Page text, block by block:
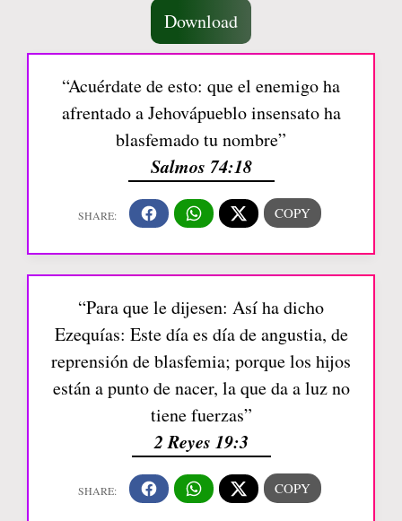
Download
“Acuérdate de esto: que el enemigo ha
afrentado a Jehovápueblo insensato ha
blasfemado tu nombre”
Salmos 74:18
“Para que le dijesen: Así ha dicho
Ezequías: Este día es día de angustia, de
reprensión de blasfemia; porque los hijos
están a punto de nacer, la que da a luz no
tiene fuerzas”
2 Reyes 19:3